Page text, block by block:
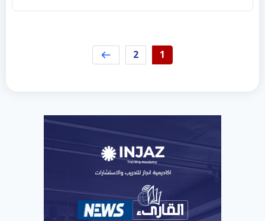
1
2